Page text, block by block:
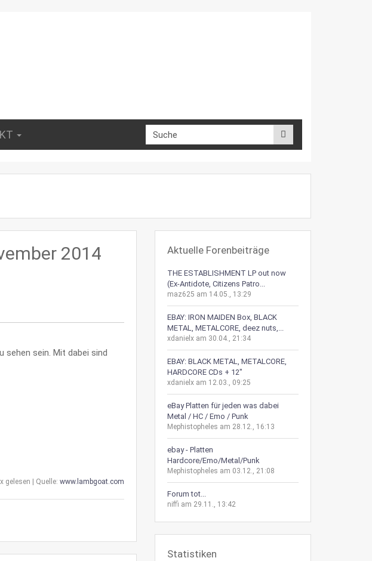
2014
sehen sein. Mit dabei sind
gelesen | Quelle: www.lambgoat.com
Aktuelle Forenbeiträge
THE ESTABLISHMENT LP out now
(Ex-Antidote, Citizens Patro...
maz625 am 14.05., 13:29
EBAY: IRON MAIDEN Box, BLACK
METAL, METALCORE, deez nuts,...
xdanielx am 30.04., 21:34
EBAY: BLACK METAL, METALCORE,
HARDCORE CDs + 12"
xdanielx am 12.03., 09:25
eBay Platten für jeden was dabei
Metal / HC / Emo / Punk
Mephistopheles am 28.12., 16:13
ebay - Platten
Hardcore/Emo/Metal/Punk
Mephistopheles am 03.12., 21:08
Forum tot...
niffi am 29.11., 13:42
Statistiken